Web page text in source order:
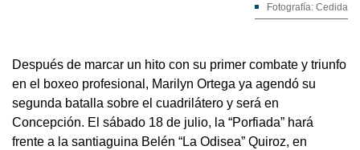
Fotografía: Cedida
Después de marcar un hito con su primer combate y triunfo
en el boxeo profesional, Marilyn Ortega ya agendó su
segunda batalla sobre el cuadrilátero y será en
Concepción. El sábado 18 de julio, la “Porfiada” hará
frente a la santiaguina Belén “La Odisea” Quiroz, en